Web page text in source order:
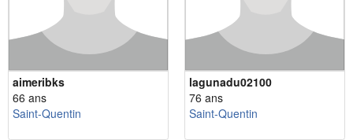
aimeribks
66 ans
Saint-Quentin
lagunadu02100
76 ans
Saint-Quentin